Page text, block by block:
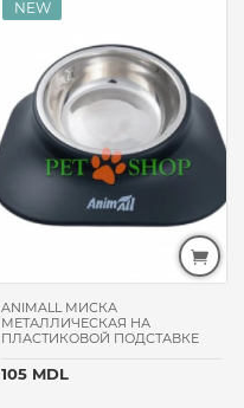
ANIMALL МИСКА
МЕТАЛЛИЧЕСКАЯ НА
ПЛАСТИКОВОЙ ПОДСТАВКЕ
105 MDL